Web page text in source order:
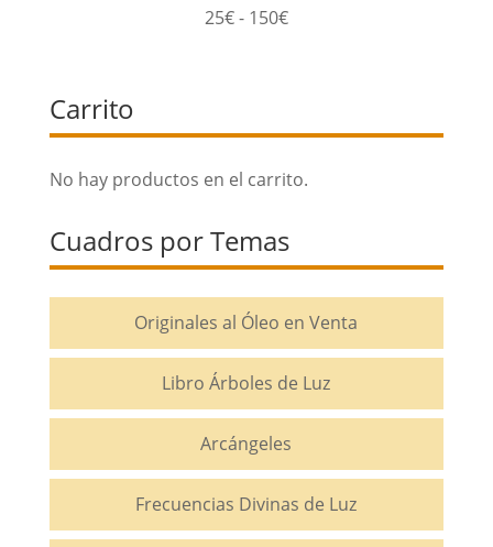
25€- 150€Rango
25€
Carrito
No hay productos en el carrito.
Cuadros por Temas
Originales al Óleo en Venta
Libro Árboles de Luz
Arcángeles
Frecuencias Divinas de Luz